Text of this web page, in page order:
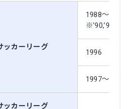
ッカーリーグ
1988～1995
※’90,’91,’95
1996
1997～2007
ッカーリーグ